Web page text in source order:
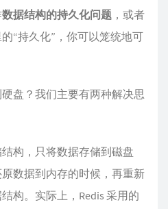
数据结构的持久化问题 ，或者
“持久化”，你可以笼统地可
盘？我们主要有两种解决思
构，只将数据存储到磁盘
数据到内存的时候，再重新
构。实际上，Redis 采用的